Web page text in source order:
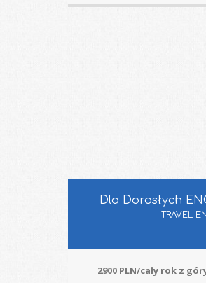
Dla Dorosłych
TRAVEL
2900 PLN/cały rok z